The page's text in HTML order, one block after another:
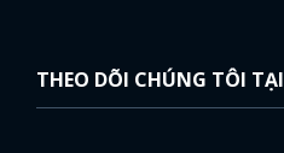
THEO DÕI CHÚNG TÔI TẠI